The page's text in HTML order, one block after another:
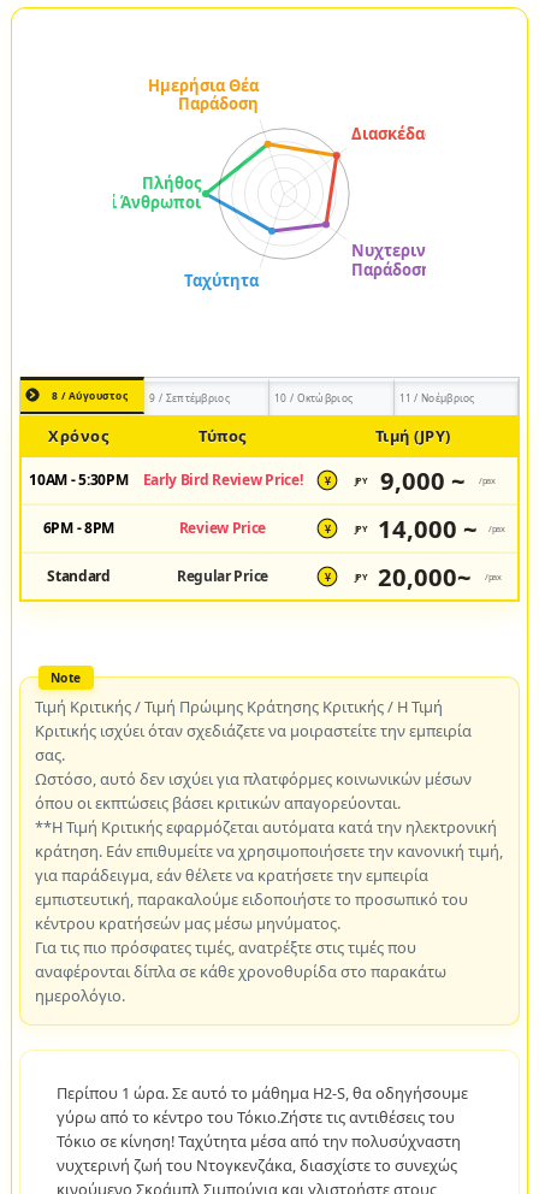
8 / Αύγουστος 9 / Σεπτέμβριος 10 / Οκτώβριος 11 / Νοέμβριος
Χρόνος Τύπος Τιμή (JPY)
10AM - 5:30PM Early Bird Review Price! ¥ JPY 9,000 ~ /pax
6PM - 8PM Review Price ¥ JPY 14,000 ~ /pax
Standard Regular Price ¥ JPY 20,000~ /pax
Τιμή Κριτικής / Τιμή Πρώιμης Κράτησης Κριτικής / Η Τιμή
Κριτικής ισχύει όταν σχεδιάζετε να μοιραστείτε την εμπειρία
σας.
Ωστόσο, αυτό δεν ισχύει για πλατφόρμες κοινωνικών μέσων
όπου οι εκπτώσεις βάσει κριτικών απαγορεύονται.
**Η Τιμή Κριτικής εφαρμόζεται αυτόματα κατά την ηλεκτρονική
κράτηση. Εάν επιθυμείτε να χρησιμοποιήσετε την κανονική τιμή,
για παράδειγμα, εάν θέλετε να κρατήσετε την εμπειρία
εμπιστευτική, παρακαλούμε ειδοποιήστε το προσωπικό του
κέντρου κρατήσεών μας μέσω μηνύματος.
Για τις πιο πρόσφατες τιμές, ανατρέξτε στις τιμές που
αναφέρονται δίπλα σε κάθε χρονοθυρίδα στο παρακάτω
ημερολόγιο.
Περίπου 1 ώρα. Σε αυτό το μάθημα H2-S, θα οδηγήσουμε
γύρω από το κέντρο του Τόκιο.Ζήστε τις αντιθέσεις του
Τόκιο σε κίνηση! Ταχύτητα μέσα από την πολυσύχναστη
νυχτερινή ζωή του Ντογκενζάκα, διασχίστε το συνεχώς